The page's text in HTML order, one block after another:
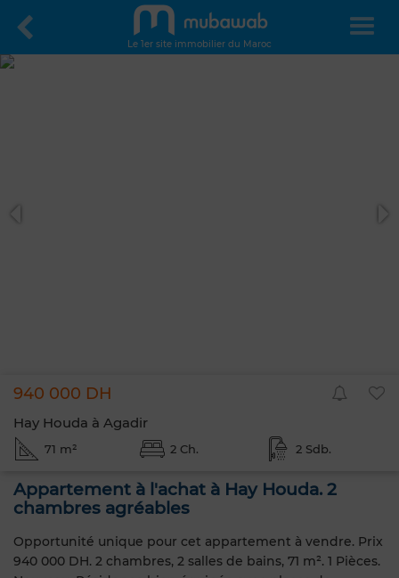
Le 1er site immobilier du Maroc
940 000 DH
Hay Houda à Agadir
71 m² 2 Ch. 2 Sdb.
Appartement à l'achat à Hay Houda. 2
chambres agréables
Opportunité unique pour cet appartement à vendre. Prix
940 000 DH. 2 chambres, 2 salles de bains, 71 m². 1 Pièces.